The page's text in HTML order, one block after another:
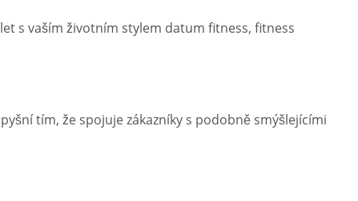
s vaším životním stylem datum fitness, fitness
tím, že spojuje zákazníky s podobně smýšlejícími